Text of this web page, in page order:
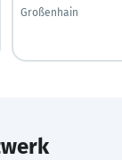
Großenhain